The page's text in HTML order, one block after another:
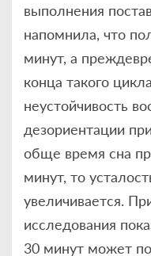
выполнения
напомнила, что
минут, а
конца такого
неустойчивость
дезориентации
обще время сна
минут, то
увеличивается.
исследования
30 минут может